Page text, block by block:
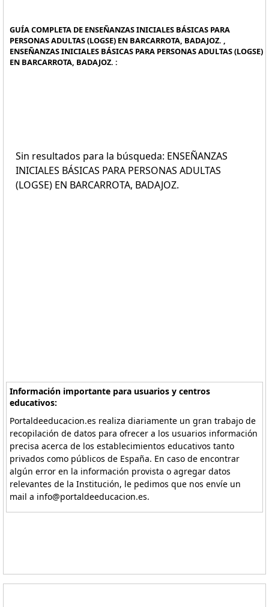
GUÍA COMPLETA DE ENSEÑANZAS INICIALES BÁSICAS PARA
PERSONAS ADULTAS (LOGSE) EN BARCARROTA, BADAJOZ. ,
ENSEÑANZAS INICIALES BÁSICAS PARA PERSONAS ADULTAS (LOGSE)
EN BARCARROTA, BADAJOZ. :
Sin resultados para la búsqueda: ENSEÑANZAS
INICIALES BÁSICAS PARA PERSONAS ADULTAS
(LOGSE) EN BARCARROTA, BADAJOZ.
Información importante para usuarios y centros
educativos:
Portaldeeducacion.es realiza diariamente un gran trabajo de
recopilación de datos para ofrecer a los usuarios información
precisa acerca de los establecimientos educativos tanto
privados como públicos de España. En caso de encontrar
algún error en la información provista o agregar datos
relevantes de la Institución, le pedimos que nos envíe un
mail a info@portaldeeducacion.es.